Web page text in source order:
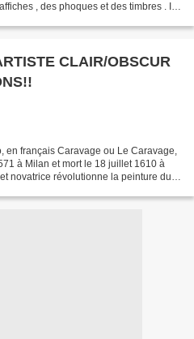
, des phoques et des timbres . Il
en français Caravage ou Le Caravage,
à Milan et mort le 18 juillet 1610 à
novatrice révolutionne la peinture du